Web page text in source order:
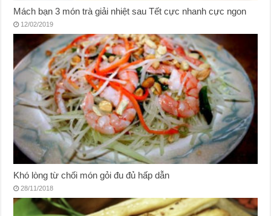
Mách bạn 3 món trà giải nhiệt sau Tết cực nhanh cực ngon
12/02/2019
Khó lòng từ chối món gỏi đu đủ hấp dẫn
28/11/2018